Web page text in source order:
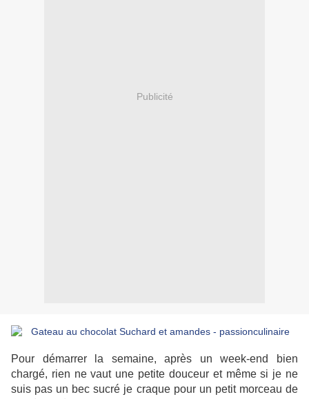
Publicité
Pour démarrer la semaine, après un week-end bien
chargé, rien ne vaut une petite douceur et même si je ne
suis pas un bec sucré je craque pour un petit morceau de